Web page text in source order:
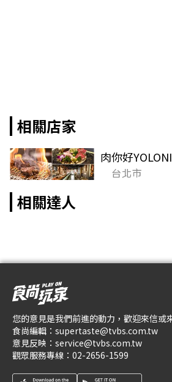
相關店家
肉你好
台北市
相關達人
您的意見是我們前進的動力，歡迎來信或
食尚編輯： supertaste@tvbs.com.tw
意見反映： service@tvbs.com.tw
觀眾服務專線： 02-2656-1599